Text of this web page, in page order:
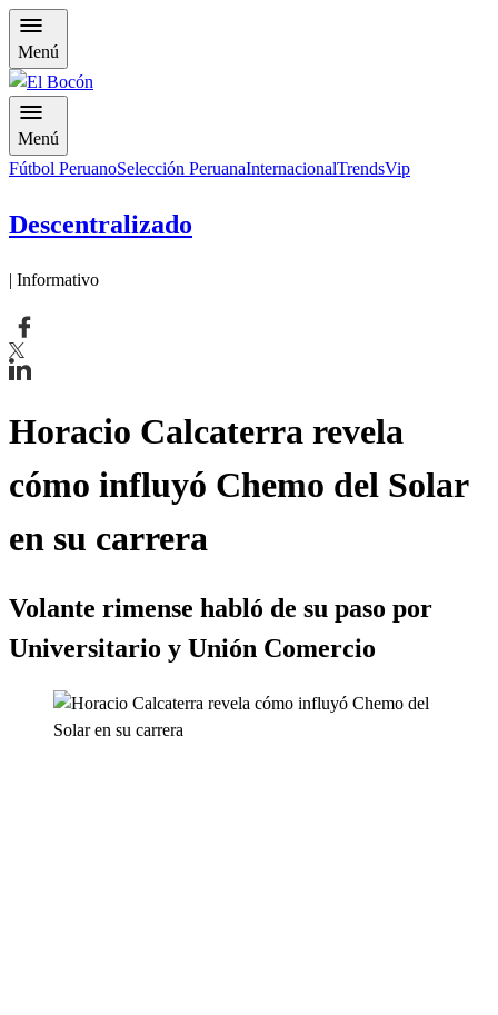
Menú
Menú
Fútbol PeruanoSelección PeruanaInternacionalTrendsVip
Descentralizado
| Informativo
Horacio Calcaterra revela
cómo influyó Chemo del Solar
en su carrera
Volante rimense habló de su paso por
Universitario y Unión Comercio